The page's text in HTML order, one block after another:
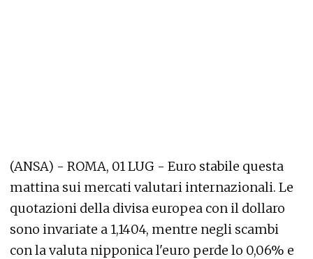
(ANSA) - ROMA, 01 LUG - Euro stabile questa
mattina sui mercati valutari internazionali. Le
quotazioni della divisa europea con il dollaro
sono invariate a 1,1404, mentre negli scambi
con la valuta nipponica l'euro perde lo 0,06% e